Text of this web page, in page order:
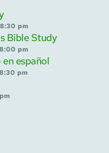
pm
Bible Study
pm
español
pm